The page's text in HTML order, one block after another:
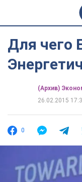
Для чего
(Архив)
26.02.2015
0